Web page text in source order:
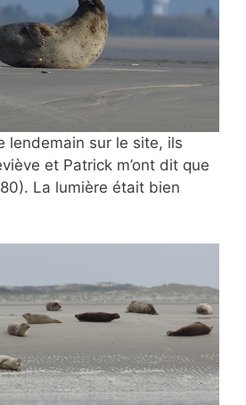
lendemain sur le site, ils
et Patrick m’ont dit que
La lumière était bien